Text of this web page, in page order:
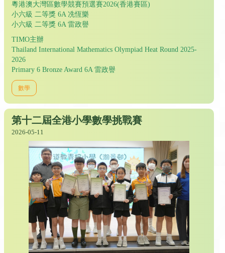
粵港澳大灣區數學競賽預選賽2026(香港賽區)
小六級 二等獎 6A 冼恆樂
小六級 二等獎 6A 雷政譽
TIMO主辦
Thailand International Mathematics Olympiad Heat Round 2025-
2026
Primary 6 Bronze Award 6A 雷政譽
數學
第十二屆全港小學數學挑戰賽
2026-05-11